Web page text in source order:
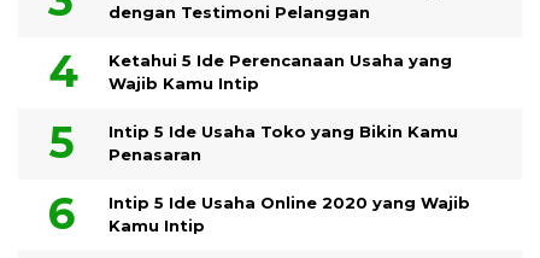
dengan Testimoni Pelanggan
Ketahui 5 Ide Perencanaan Usaha yang
Wajib Kamu Intip
Intip 5 Ide Usaha Toko yang Bikin Kamu
Penasaran
Intip 5 Ide Usaha Online 2020 yang Wajib
Kamu Intip